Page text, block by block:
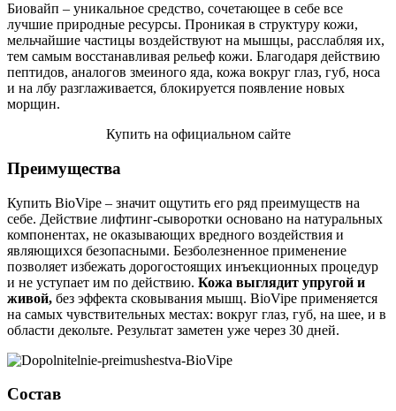
Биовайп – уникальное средство, сочетающее в себе все
лучшие природные ресурсы. Проникая в структуру кожи,
мельчайшие частицы воздействуют на мышцы, расслабляя их,
тем самым восстанавливая рельеф кожи. Благодаря действию
пептидов, аналогов змеиного яда, кожа вокруг глаз, губ, носа
и на лбу разглаживается, блокируется появление новых
морщин.
Купить на официальном сайте
Преимущества
Купить BioVipe – значит ощутить его ряд преимуществ на
себе. Действие лифтинг-сыворотки основано на натуральных
компонентах, не оказывающих вредного воздействия и
являющихся безопасными. Безболезненное применение
позволяет избежать дорогостоящих инъекционных процедур
и не уступает им по действию. Кожа выглядит упругой и
живой, без эффекта сковывания мышц. BioVipe применяется
на самых чувствительных местах: вокруг глаз, губ, на шее, и в
области декольте. Результат заметен уже через 30 дней.
Состав